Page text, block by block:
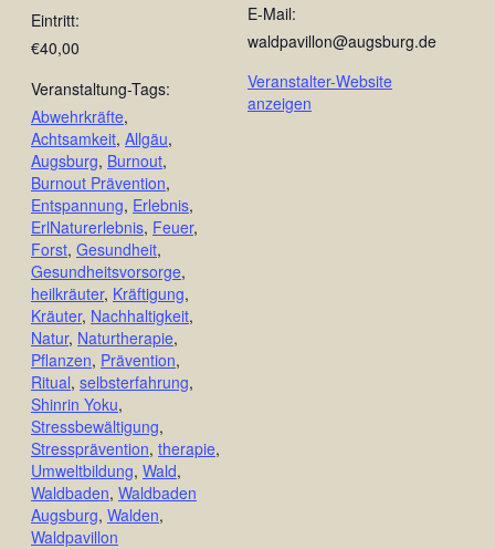
Eintritt:
€40,00
Veranstaltung-Tags:
Abwehrkräfte,
Achtsamkeit, Allgäu,
Augsburg, Burnout,
Burnout Prävention,
Entspannung, Erlebnis,
ErlNaturerlebnis, Feuer,
Forst, Gesundheit,
Gesundheitsvorsorge,
heilkräuter, Kräftigung,
Kräuter, Nachhaltigkeit,
Natur, Naturtherapie,
Pflanzen, Prävention,
Ritual, selbsterfahrung,
Shinrin Yoku,
Stressbewältigung,
Stressprävention, therapie,
Umweltbildung, Wald,
Waldbaden, Waldbaden
Augsburg, Walden,
Waldpavillon
E-Mail:
waldpavillon@augsburg.de
Veranstalter-Website
anzeigen